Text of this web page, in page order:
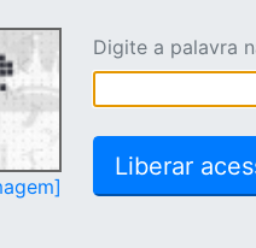
Digite a palavra